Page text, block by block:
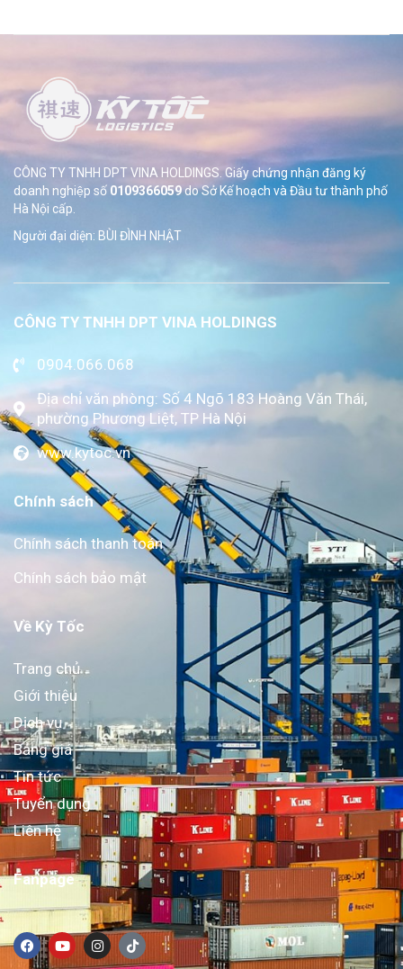
CÔNG TY TNHH DPT VINA HOLDINGS. Giấy chứng nhận đăng ký
doanh nghiệp số 0109366059do SởKế hoạch và Đầu tư thành phố
Hà Nội cấp.
Người đại diện: BÙI ĐÌNH NHẬT
CÔNG TY TNHH DPT VINA HOLDINGS
0904.066.068
Địa chỉ văn phòng: Số 4 Ngõ 183 Hoàng Văn Thái,
phường Phương Liệt, TP Hà Nội
www.kytoc.vn
Chính sách
Chính sách thanh toán
Chính sách bảo mật
Về Kỳ Tốc
Trang chủ
Giới thiệu
Dịch vụ
Bảng giá
Tin tức
Tuyển dụng
Liên hệ
Fanpage